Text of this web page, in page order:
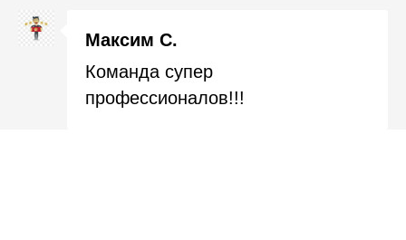
Максим С.
Команда супер
профессионалов!!!